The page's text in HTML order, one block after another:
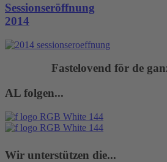
Sessionseröffnung
2014
Fastelovend för de
AL folgen...
Wir unterstützen die...